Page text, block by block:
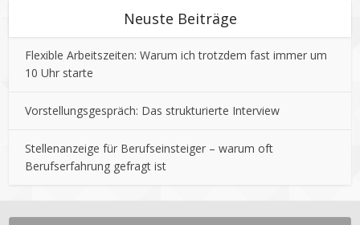
Neuste Beiträge
Flexible Arbeitszeiten: Warum ich trotzdem fast immer um
10 Uhr starte
Vorstellungsgespräch: Das strukturierte Interview
Stellenanzeige für Berufseinsteiger – warum oft
Berufserfahrung gefragt ist